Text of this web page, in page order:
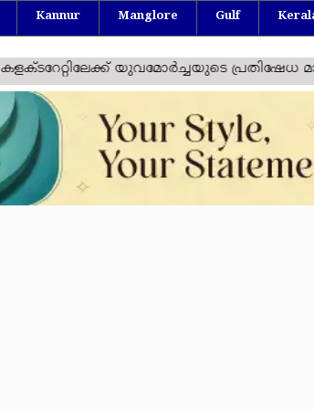
Kannur Manglore Gulf